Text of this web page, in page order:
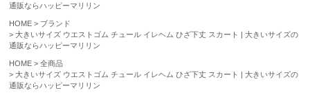
通販ならハッピーマリリン
HOME
ブランド
大きいサイズ ウエストゴム チュール イレヘム ひざ下丈 スカート | 大きいサイズの
通販ならハッピーマリリン
HOME
全商品
大きいサイズ ウエストゴム チュール イレヘム ひざ下丈 スカート | 大きいサイズの
通販ならハッピーマリリン